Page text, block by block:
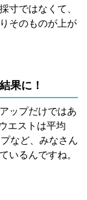
寸ではなくて、
そのものが上が
果に！
ップだけではあ
エストは平均
など、みなさん
いるんですね。